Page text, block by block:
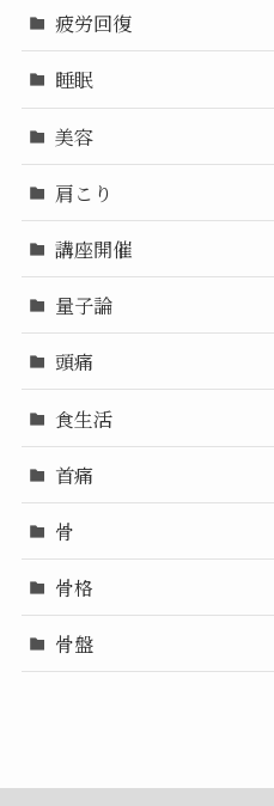
疲労回復
睡眠
美容
肩こり
講座開催
量子論
頭痛
食生活
首痛
骨
骨格
骨盤